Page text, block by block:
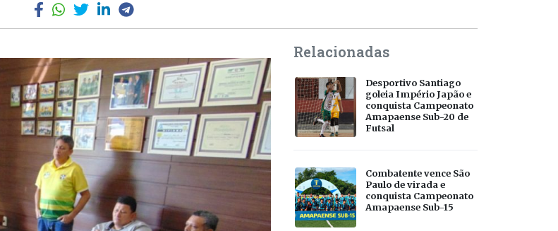
Relacionadas
Desportivo Santiago
goleia Império Japão e
conquista Campeonato
Amapaense Sub-20 de
Futsal
Combatente vence São
Paulo de virada e
conquista Campeonato
Amapaense Sub-15